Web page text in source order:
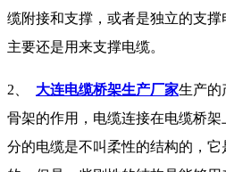
缆附接和支撑，或者是独立的支撑
主要还是用来支撑电缆。
2、 大连电缆桥架生产厂家生产的
骨架的作用，电缆连接在电缆桥
分的电缆是不叫柔性的结构的，